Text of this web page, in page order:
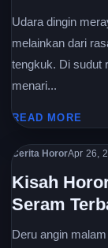
Udara dingin
melainkan dari
tengkuk. Di sudut
menari...
READ MORE
Cerita HororApr 26,
Kisah
Seram
Deru angin